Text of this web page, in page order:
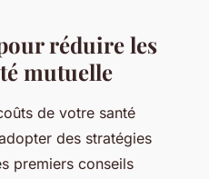
réduire les
mutuelle
de votre santé
des stratégies
premiers conseils